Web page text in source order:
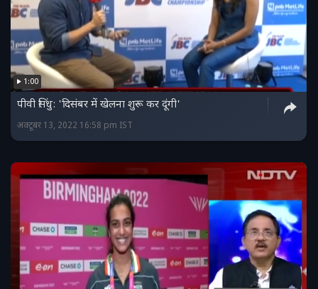
1:00
पीवी सिंधु: 'दिसंबर में खेलना शुरू कर दूंगी'
अक्टूबर 13, 2022 16:58 pm IST